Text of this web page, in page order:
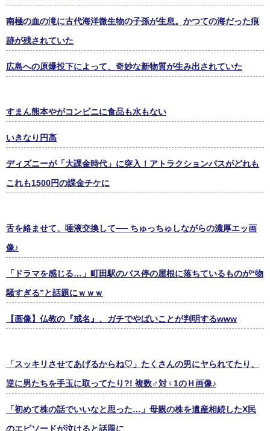
南極の血の滝に古代海洋微生物の子孫が生息。かつての海だった痕
跡が残されていた
広島への原爆投下によって、奇妙な新物質が生み出されていた
すまん熊本やがコンビニに食品も水もない
いきなり円高
ディズニーが「大課金時代」に突入！アトラクションパスがどれも
これも1500円の課金チケに
舌を絡ませて、唾液交換して── ちゅっちゅしながらの濃厚エッ画
像♪
「ドラマを感じる…」町田駅のバス停の屋根に落ちているものが“物
騒すぎる”と話題にｗｗｗ
【画像】仏教の『戒名』、ガチでやばいことが判明するwww
「スッキリさせてあげるからね♡」たくさんの男にヤられてたり、
逆に男たちを手玉に取ってたり?! 複数♂対♀1のＨ画像♪
「初めて株の話でいいなと思った…」母親の株を遺産相続したX民
のエピソードが泣けると話題に